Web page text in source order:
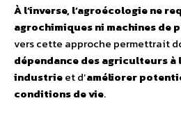
À l’inverse, l’agroécologie ne
agrochimiques ni machines de
vers cette approche permettrait
dépendance des agriculteurs à
industrieet d’améliorer
conditions de vie.